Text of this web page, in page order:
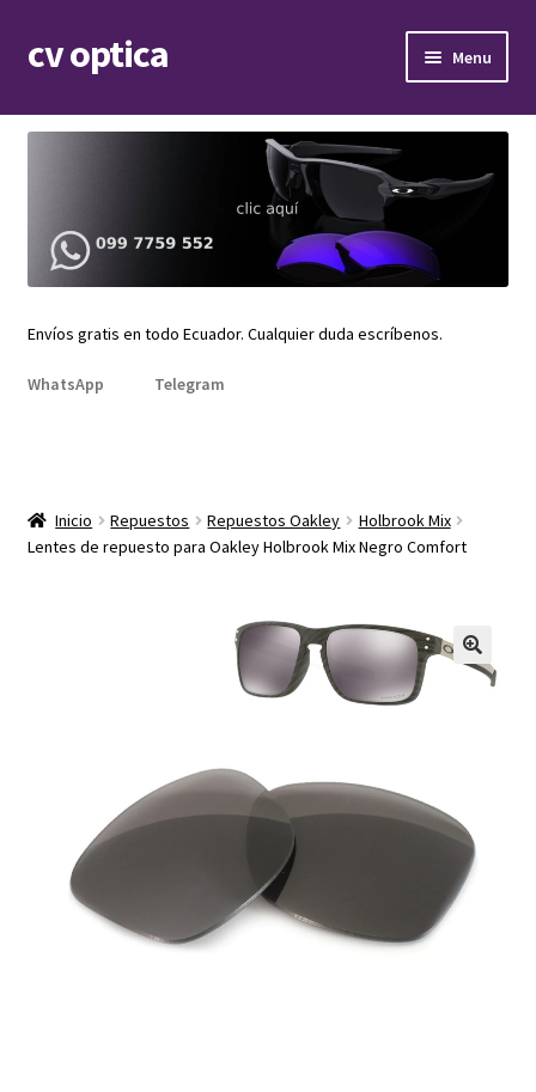
Skip
to
Skip
to
cv optica Menu
Armazones de lentes
child
menu
Expand
Repuestos
menu
Envíos gratis en todo Ecuador. Cualquier duda escríbenos.
WhatsApp Telegram
Inicio Repuestos Repuestos Oakley
Holbrook Mix
Lentes de repuesto para Oakley Holbrook Mix Negro Comfort